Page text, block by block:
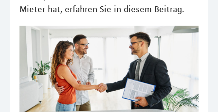
Mieter hat, erfahren Sie in diesem Beitrag.